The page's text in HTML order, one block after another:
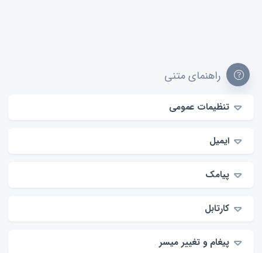
راهنمای متنی
تنظیمات عمومی
ایمیل
پیامک
کارتابل
پیغام و تغییر میسر